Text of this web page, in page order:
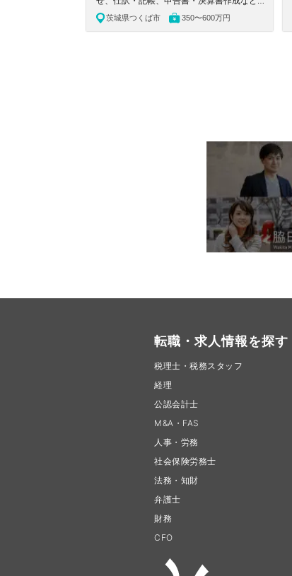
広い税務会計業務に携わっていただきます。
茨城県つくば市にある、未経験歓迎、固定残
業なし、開業支援から事業承継まで、幅広い
茨城県つくば市 350〜600万円
転職・求人情報を探す
税理士・税務スタッフ
経理
公認会計士
M&A・FAS
人事・労務
社会保険労務士
法務・知財
弁護士
財務
CFO